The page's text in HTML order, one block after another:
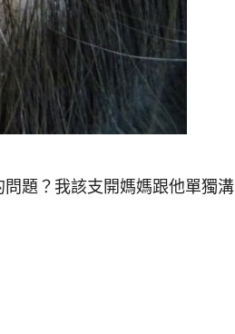
題？我該支開媽媽跟他單獨溝